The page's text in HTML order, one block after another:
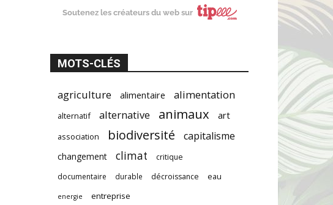
Soutenez les créateurs du web sur
MOTS-CLÉS
agriculture alimentaire alimentation
alternatif alternative animaux art
association biodiversité capitalisme
changement climat
critique
documentaire
durable décroissance eau
energie entreprise